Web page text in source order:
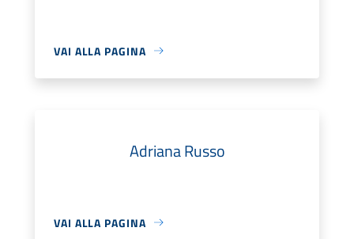
VAI ALLA PAGINA
Adriana Russo
VAI ALLA PAGINA